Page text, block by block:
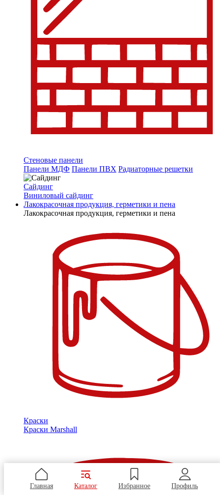
Стеновые панели
Панели МДФ Панели ПВХ Радиаторные решетки
Сайдинг
Виниловый сайдинг
Лакокрасочная продукция, герметики и пена
Лакокрасочная продукция, герметики и пена
Краски
Краски Marshall
Главная Каталог Избранное Профиль